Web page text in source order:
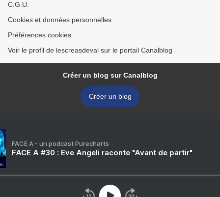
C.G.U.
Cookies et données personnelles
Préférences cookies
Voir le profil de lescreasdeval sur le portail Canalblog
Créer un blog sur Canalblog
Créer un blog
FACE A - un podcast Purecharts
FACE A #30 : Eve Angeli raconte "Avant de partir"